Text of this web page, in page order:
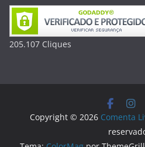
205.107 Cliques
Copyright © 2026 Comenta